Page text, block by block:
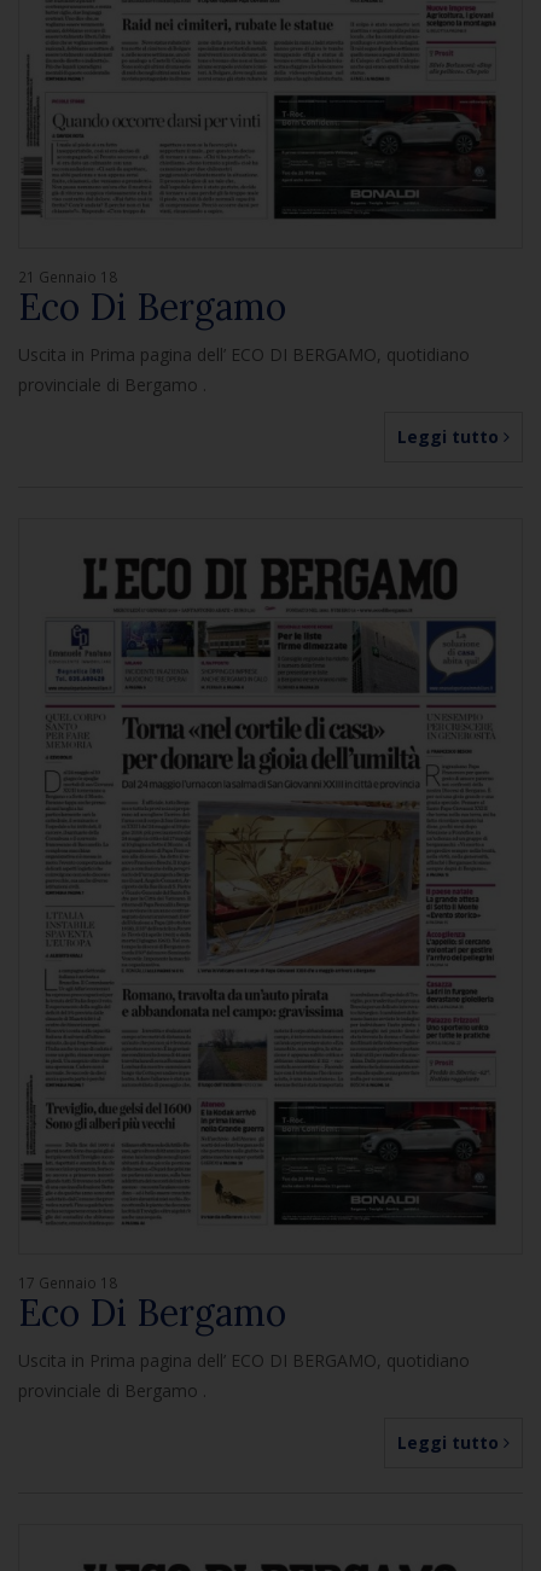
21 Gennaio 18
Eco Di Bergamo
Uscita in Prima pagina dell’ ECO DI BERGAMO, quotidiano
provinciale di Bergamo .
Leggi tutto
17 Gennaio 18
Eco Di Bergamo
Uscita in Prima pagina dell’ ECO DI BERGAMO, quotidiano
provinciale di Bergamo .
Leggi tutto